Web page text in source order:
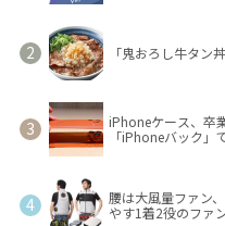
「鬼おろし牛タン
iPhoneケース、卒
「iPhoneバック」
腰は大風量ファン
やす1着2役のファ